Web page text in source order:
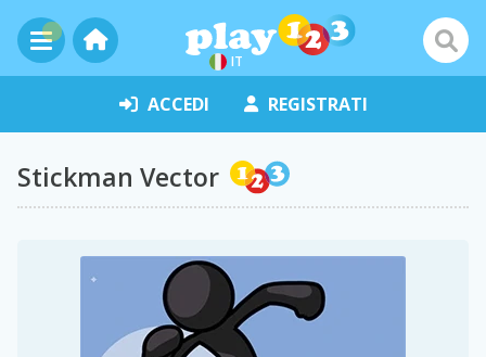
IT
ACCEDI REGISTRATI
Stickman Vector